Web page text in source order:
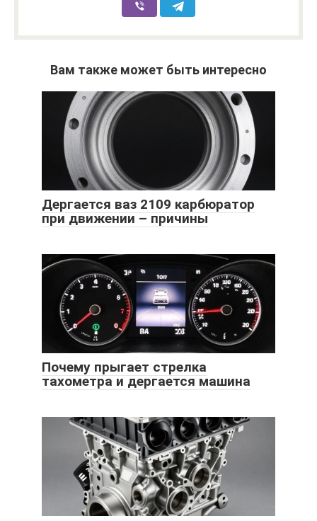
Вам также может быть интересно
Дергается ваз 2109 карбюратор
при движении – причины
Почему прыгает стрелка
тахометра и дергается машина